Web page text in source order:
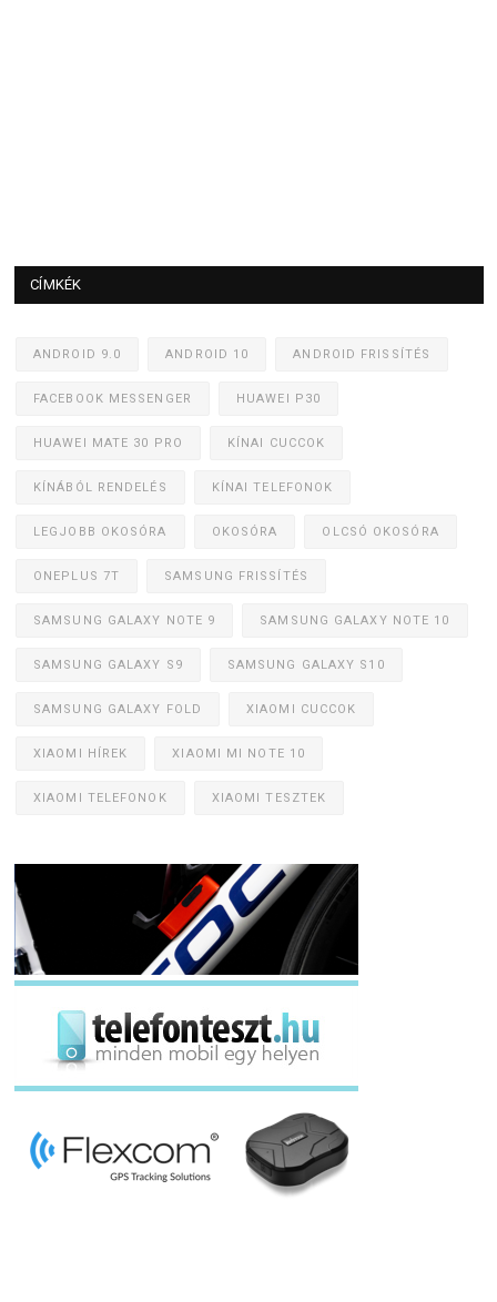
CÍMKÉK
ANDROID 9.0 ANDROID 10 ANDROID FRISSÍTÉS
FACEBOOK MESSENGER HUAWEI P30
HUAWEI MATE 30 PRO KÍNAI CUCCOK
KÍNÁBÓL RENDELÉS KÍNAI TELEFONOK
LEGJOBB OKOSÓRA OKOSÓRA OLCSÓ OKOSÓRA
ONEPLUS 7T SAMSUNG FRISSÍTÉS
SAMSUNG GALAXY NOTE 9 SAMSUNG GALAXY NOTE 10
SAMSUNG GALAXY S9 SAMSUNG GALAXY S10
SAMSUNG GALAXY FOLD XIAOMI CUCCOK
XIAOMI HÍREK XIAOMI MI NOTE 10
XIAOMI TELEFONOK XIAOMI TESZTEK